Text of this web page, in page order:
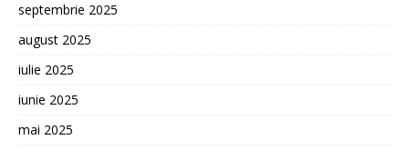
septembrie 2025
august 2025
iulie 2025
iunie 2025
mai 2025